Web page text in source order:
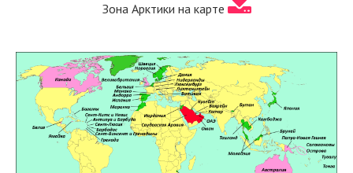
Зона Арктики на карте